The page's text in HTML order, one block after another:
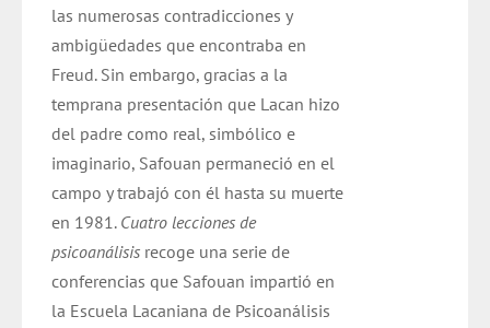
las numerosas contradicciones y
ambigüedades que encontraba en
Freud. Sin embargo, gracias a la
temprana presentación que Lacan hizo
del padre como real, simbólico e
imaginario, Safouan permaneció en el
campo y trabajó con él hasta su muerte
en 1981. Cuatro lecciones de
psicoanálisis recoge una serie de
conferencias que Safouan impartió en
la Escuela Lacaniana de Psicoanálisis